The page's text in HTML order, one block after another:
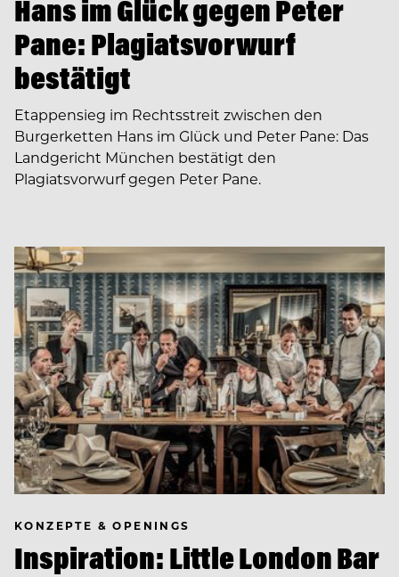
Hans im Glück gegen Peter
Pane: Plagiatsvorwurf
bestätigt
Etappensieg im Rechtsstreit zwischen den
Burgerketten Hans im Glück und Peter Pane: Das
Landgericht München bestätigt den
Plagiatsvorwurf gegen Peter Pane.
KONZEPTE & OPENINGS
Inspiration: Little London Bar